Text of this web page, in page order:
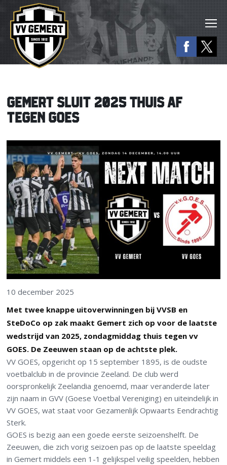
GEMERT SLUIT 2025 THUIS AF
TEGEN GOES
10 december 2025
Met twee knappe uitoverwinningen bij VVSB en
SteDoCo op zak maakt Gemert zich op voor de laatste
wedstrijd van 2025, zondagmiddag thuis tegen vv
GOES. De Zeeuwen staan op de achtste plek.
VV GOES, opgericht op 15 september 1895, is de oudste
voetbalclub in de provincie Zeeland. De club werd
oorspronkelijk Zeelandia genoemd, maar veranderde later
zijn naam in GVV (Goese Voetbal Vereniging) en uiteindelijk in
VV GOES, wat staat voor Gezamenlijk Opwaarts Eendrachtig
Sterk.
GOES is bezig aan een goede eerste seizoenshelft. De
Zeeuwen, die zich vorig seizoen pas op de laatste speeldag
in Gemert middels een 1-1 gelijkspel veilig speelden, hebben